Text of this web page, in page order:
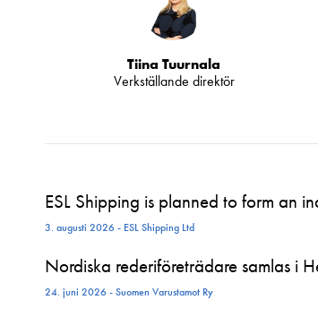
Tiina Tuurnala
Verkställande direktör
ESL Shipping is planned to form an
3. augusti 2026 - ESL Shipping Ltd
Nordiska rederiföreträdare samlas i
24. juni 2026 - Suomen Varustamot Ry